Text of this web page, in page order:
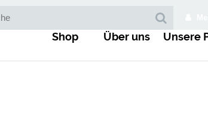
Shop Über uns Unsere